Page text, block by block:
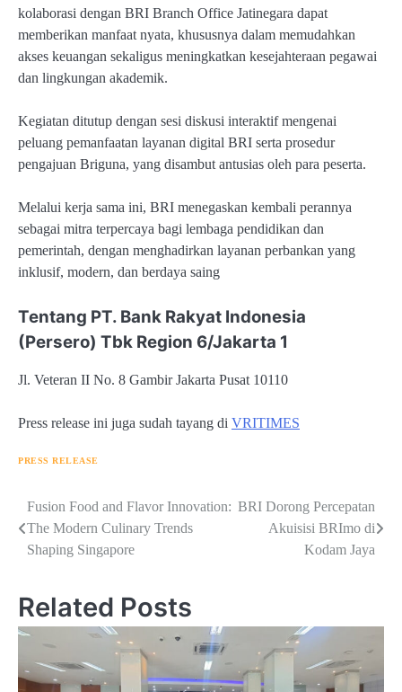
kolaborasi dengan BRI Branch Office Jatinegara dapat
memberikan manfaat nyata, khususnya dalam memudahkan
akses keuangan sekaligus meningkatkan kesejahteraan pegawai
dan lingkungan akademik.
Kegiatan ditutup dengan sesi diskusi interaktif mengenai
peluang pemanfaatan layanan digital BRI serta prosedur
pengajuan Briguna, yang disambut antusias oleh para peserta.
Melalui kerja sama ini, BRI menegaskan kembali perannya
sebagai mitra terpercaya bagi lembaga pendidikan dan
pemerintah, dengan menghadirkan layanan perbankan yang
inklusif, modern, dan berdaya saing
Tentang PT. Bank Rakyat Indonesia
(Persero) Tbk Region 6/Jakarta 1
Jl. Veteran II No. 8 Gambir Jakarta Pusat 10110
Press release ini juga sudah tayang di VRITIMES
PRESS RELEASE
Navigasi
pos
Fusion Food and Flavor Innovation:
The Modern Culinary Trends
Shaping Singapore
BRI Dorong Percepatan
Akuisisi BRImo di
Kodam Jaya
Related Posts